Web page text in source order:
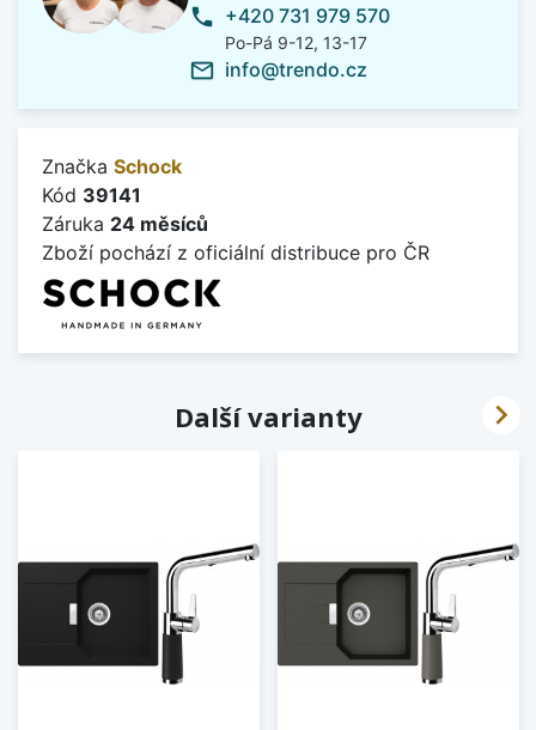
phone +420 731 979 570
Po-Pá 9-12, 13-17
mail_outline info@trendo.cz
Značka Schock
Kód 39141
Záruka 24 měsíců
Zboží pochází z oficiální distribuce pro ČR
Další varianty 